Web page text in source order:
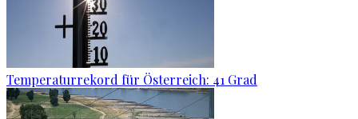
Temperaturrekord für Österreich: 41 Grad